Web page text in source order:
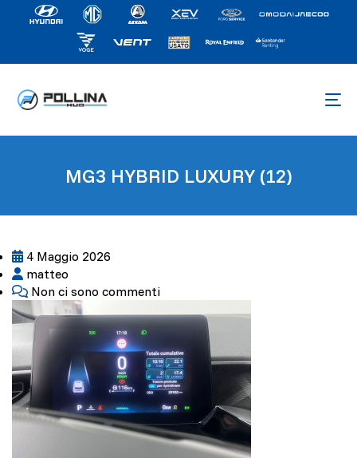
MG3 HYBRID LUXURY (12)
4 Maggio 2026
matteo
Non ci sono commenti